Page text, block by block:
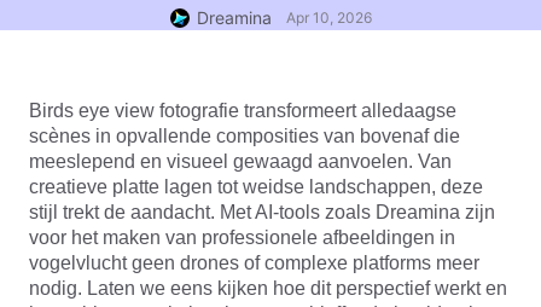
Dreamina Apr 10, 2026
Birds eye view fotografie transformeert alledaagse
scènes in opvallende composities van bovenaf die
meeslepend en visueel gewaagd aanvoelen. Van
creatieve platte lagen tot weidse landschappen, deze
stijl trekt de aandacht. Met AI-tools zoals Dreamina zijn
voor het maken van professionele afbeeldingen in
vogelvlucht geen drones of complexe platforms meer
nodig. Laten we eens kijken hoe dit perspectief werkt en